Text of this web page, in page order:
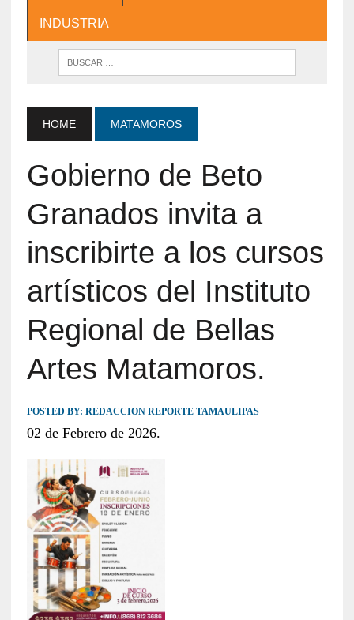
INDUSTRIA
HOME MATAMOROS
Gobierno de Beto
Granados invita a
inscribirte a los cursos
artísticos del Instituto
Regional de Bellas
Artes Matamoros.
POSTED BY: REDACCION REPORTE TAMAULIPAS
02 de Febrero de 2026.